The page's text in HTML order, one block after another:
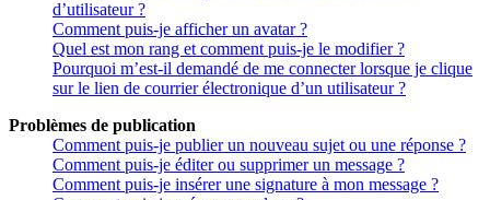
d’utilisateur ?
Comment puis-je afficher un avatar ?
Quel est mon rang et comment puis-je le modifier ?
Pourquoi m’est-il demandé de me connecter lorsque je clique
sur le lien de courrier électronique d’un utilisateur ?
Problèmes de publication
Comment puis-je publier un nouveau sujet ou une réponse ?
Comment puis-je éditer ou supprimer un message ?
Comment puis-je insérer une signature à mon message ?